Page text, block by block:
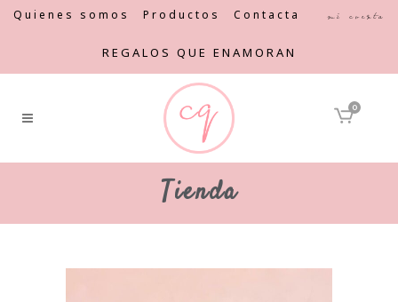
Quienes somos Productos Contacta Mi cuenta
REGALOS QUE ENAMORAN
0
Tienda